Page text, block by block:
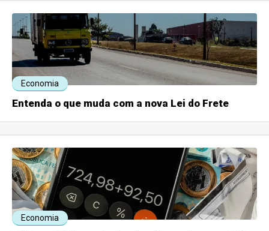
Economia
Entenda o que muda com a nova Lei do Frete
Economia